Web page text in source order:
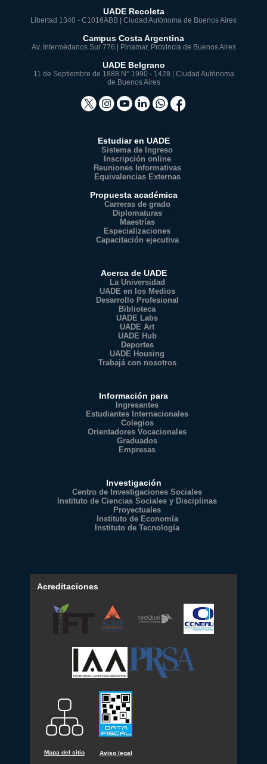
UADE Recoleta
Libertad 1340 - C1016ABB | Ciudad Autónoma de Buenos Aires
Campus Costa Argentina
Av. Intermédanos Sur 776 | Pinamar, Provincia de Buenos Aires
UADE Belgrano
11 de Septiembre de 1888 N° 1990 - 1428 | Ciudad Autónoma
de Buenos Aires
Estudiar en UADE
Sistema de Ingreso
Inscripción online
Reuniones Informativas
Equivalencias Externas
Propuesta académica
Carreras de grado
Diplomaturas
Maestrías
Especializaciones
Capacitación ejecutiva
Acerca de UADE
La Universidad
UADE en los Medios
Desarrollo Profesional
Biblioteca
UADE Labs
UADE Art
UADE Hub
Deportes
UADE Housing
Trabajá con nosotros
Información para
Ingresantes
Estudiantes Internacionales
Colegios
Orientadores Vocacionales
Graduados
Empresas
Investigación
Centro de Investigaciones Sociales
Instituto de Ciencias Sociales y Disciplinas
Proyectuales
Instituto de Economía
Instituto de Tecnología
Acreditaciones
Mapa del sitio Aviso legal